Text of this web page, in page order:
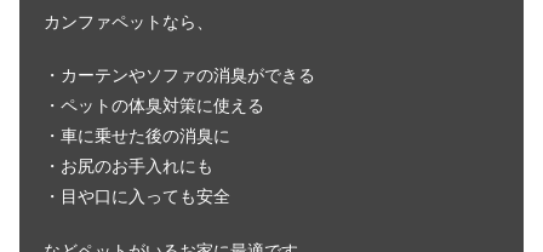
カンファペットなら、
・カーテンやソファの消臭ができる
・ペットの体臭対策に使える
・車に乗せた後の消臭に
・お尻のお手入れにも
・目や口に入っても安全